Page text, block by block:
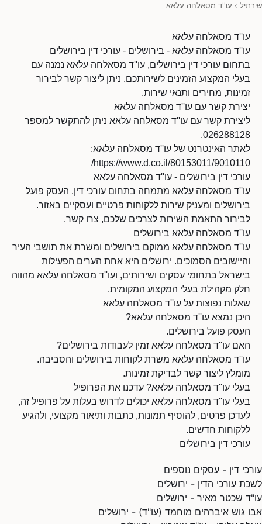
שירתיל › עו''ד מסאלחה עלאא
עו''ד מסאלחה עלאא
עו''ד מסאלחה עלאא - בירושלים - עורכי דין בירושלים
בתחום עורכי דין בירושלים, עו''ד מסאלחה עלאא נמנה עם
בעלי המקצוע הזמינים לשירותכם. ניתן ליצור קשר לבירור
זמינות, מחירים ותנאי שירות.
יצירת קשר עם עו''ד מסאלחה עלאא
ליצירת קשר עם עו''ד מסאלחה עלאא ניתן להתקשר למספר
026288128.
לאתר האינטרנט של עו''ד מסאלחה עלאא:
https://www.d.co.il/80153011/9010110/
עורכי דין בירושלים - עו''ד מסאלחה עלאא
עו''ד מסאלחה עלאא מתמחה בתחום עורכי דין. העסק פועל
בירושלים ומעניק שירות ללקוחות פרטיים ועסקיים באזור.
לבירור התאמת השירות לצרכים שלכם, צרו קשר.
עו''ד מסאלחה עלאא בירושלים
עו''ד מסאלחה עלאא ממוקם בירושלים ומשרת את תושבי העיר
והיישובים הסמוכים. ירושלים היא אחת הערים הפעילות
בישראל בתחומי עסקים ושירותים, ועו''ד מסאלחה עלאא מהווה
חלק מקהילת בעלי המקצוע המקומית.
שאלות נפוצות על עו''ד מסאלחה עלאא
היכן נמצא עו''ד מסאלחה עלאא?
העסק פועל בירושלים.
האם עו''ד מסאלחה עלאא זמין לעבודות בירושלים?
עו''ד מסאלחה עלאא משרת לקוחות בירושלים והסביבה.
מומלץ ליצור קשר לבדיקת זמינות.
בעלי עו''ד מסאלחה עלאא? עדכנו את הפרופיל
בעלי עו''ד מסאלחה עלאא יכולים לדרוש בעלות על פרופיל זה,
לעדכן פרטים, להוסיף תמונות, כתבות ותיאור מקצועי, ולהגיע
ללקוחות חדשים.
עורכי דין בירושלים
עורכי דין - עסקים נוספים
לשכת עורכי הדין - ירושלים
עו"ד שכטר מאיר - ירושלים
אבו גוש איברהים מוחמד (עו"ד) - ירושלים